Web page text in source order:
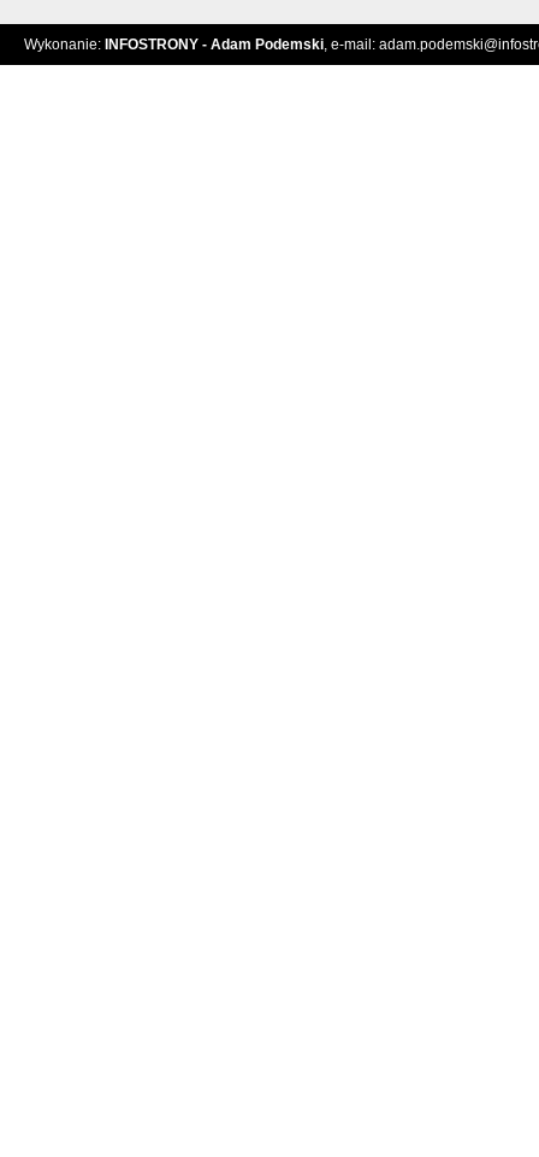
Wykonanie: INFOSTRONY - Adam Podemski, e-mail: